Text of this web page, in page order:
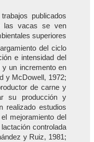
publicados
las vacas se ven
superiores
del ciclo
e intensidad del
y un incremento en
y McDowell, 1972;
de carne y
su producción y
realizado estudios
mejoramiento del
controlada
y Ruiz, 1981;